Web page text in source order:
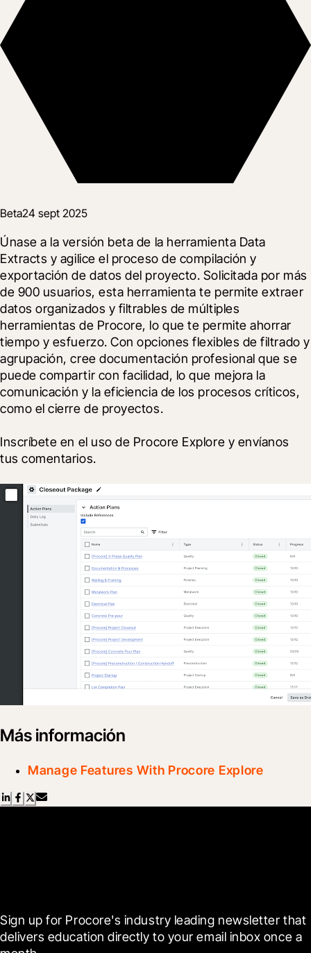
Beta24 sept 2025
Únase a la versión beta de la herramienta Data
Extracts y agilice el proceso de compilación y
exportación de datos del proyecto. Solicitada por más
de 900 usuarios, esta herramienta te permite extraer
datos organizados y filtrables de múltiples
herramientas de Procore, lo que te permite ahorrar
tiempo y esfuerzo. Con opciones flexibles de filtrado y
agrupación, cree documentación profesional que se
puede compartir con facilidad, lo que mejora la
comunicación y la eficiencia de los procesos críticos,
como el cierre de proyectos.
Inscríbete en el uso de Procore Explore y envíanos
tus comentarios.
Más información
Manage Features With Procore Explore
Sign up for Procore's industry leading newsletter that
delivers education directly to your email inbox once a